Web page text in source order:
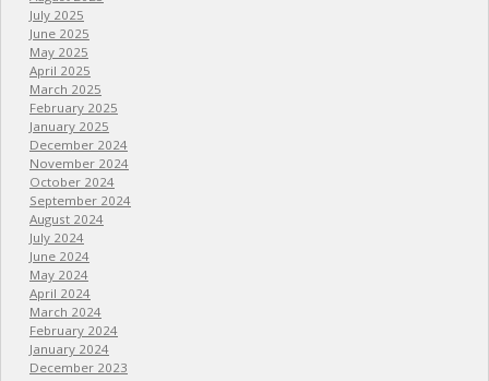
July 2025
June 2025
May 2025
April 2025
March 2025
February 2025
January 2025
December 2024
November 2024
October 2024
September 2024
August 2024
July 2024
June 2024
May 2024
April 2024
March 2024
February 2024
January 2024
December 2023